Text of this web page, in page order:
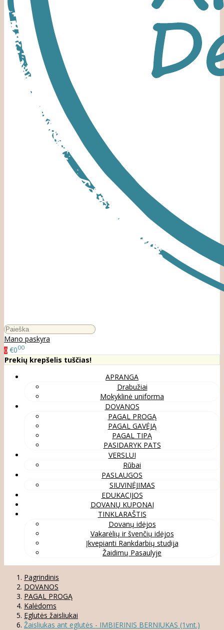
Mano paskyra
0 €000
Prekių krepšelis tuščias!
APRANGA
Drabužiai
Mokyklinė uniforma
DOVANOS
PAGAL PROGĄ
PAGAL GAVĖJĄ
PAGAL TIPĄ
PASIDARYK PATS
VERSLUI
Rūbai
PASLAUGOS
SIUVINĖJIMAS
EDUKACIJOS
DOVANŲ KUPONAI
TINKLARAŠTIS
Dovanų idėjos
Vakarėlių ir švenčių idėjos
Įkvepianti Rankdarbių studija
Žaidimų Pasaulyje
Pagrindinis
DOVANOS
PAGAL PROGĄ
Kalėdoms
Eglutės žaisliukai
Žaisliukas ant eglutės - IMBIERINIS BERNIUKAS (1vnt.)